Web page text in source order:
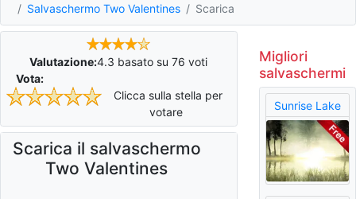
Salvaschermo Two Valentines
Scarica
Valutazione:4.3 basato su76 voti
Vota:
Clicca sulla stella per
votare
Scarica il salvaschermo
Two Valentines
Migliori
salvaschermi
Sunrise Lake